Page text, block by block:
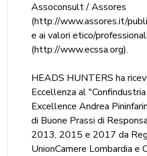
Assoconsult / Assores
(http://www.assores.it/
e ai valori etico/
(http://www.ecssa.org).
HEADS HUNTERS ha
Eccellenza al
Excellence Andrea
di Buone Prassi di
2013, 2015 e 2017 da
UnionCamere Lombardia e